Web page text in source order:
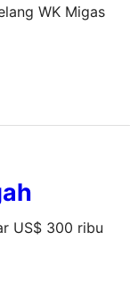
WK Migas
US$ 300 ribu